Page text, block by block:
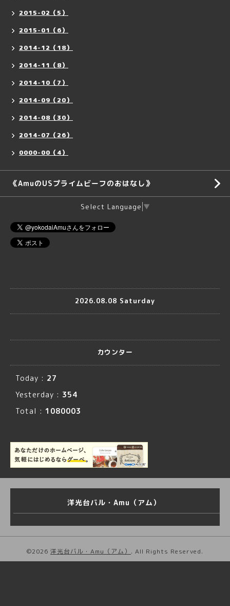
2015-02（5）
2015-01（6）
2014-12（18）
2014-11（8）
2014-10（7）
2014-09（20）
2014-08（30）
2014-07（26）
0000-00（4）
《AmuのUSプライムビーフのおはなし》
Select Language ▼
2026.08.08 Saturday
カウンター
Today : 27
Yesterday : 354
Total : 1080003
洋光台バル・Amu（アム）
©2026 洋光台バル・Amu（アム） . All Rights Reserved.